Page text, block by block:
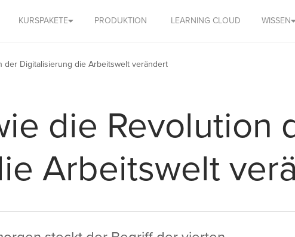
KURSPAKETE PRODUKTION LEARNING CLOUD WISSEN
der Digitalisierung die Arbeitswelt verändert
die Revolution
Arbeitswelt